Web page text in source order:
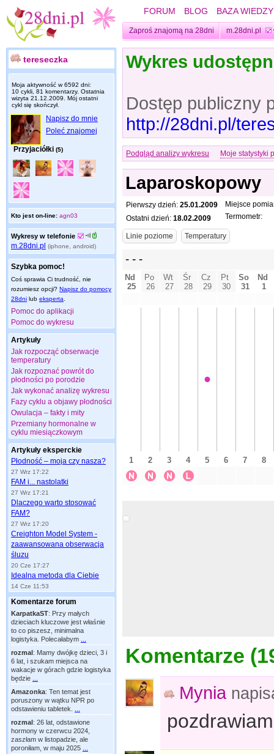
FORUM BLOG BAZA WIEDZY
Zaproś znajomą na 28dni m.28dni.pl
tereseczka
Moja aktywność w 6592 dni:
10 cykli, 81 komentarzy. Ostatnia
wizyta 21.12.2009 . Mój ostatni
cykl się skończył.
Napisz do mnie
Poleć znajomej
Przyjaciółki (5)
Kto jest on-line: agn03
Wykresy w telefonie
m.28dni.pl (iphone, android)
Szybka pomoc!
Coś sprawia Ci trudność, nie
rozumiesz opcji? Napisz do pomocy
28dni lub eksperta
Pomoc do aplikacji
Pomoc do wykresu
Artykuły
Jak rozpocząć obserwacje
temperatury
Jak rozpoznać powrót do
płodności po porodzie
Jak wykonać analizę wykresu
Fazy cyklu a objawy płodności
Owulacja – fakty i mity
Przemiany hormonalne w
cyklu miesiączkowym
Artykuły eksperckie
Płodność – moja czy nasza?
27 Wrz 17:22
FAM i... nastolatki
27 Wrz 17:21
Dlaczego warto stosować
FAM?
27 Wrz 17:20
Creighton Model System -
zaawansowana obserwacja
śluzu
20 Cze 17:27
Idealna metoda dla Ciebie
14 Cze 11:53
Komentarze forum
KarpatkaST: Przy małych
dzieciach kluczowe jest właśnie
to co piszesz, minimalna
logistyka. Polecałabym
rozmal: Mamy dwójkę dzieci, 3 i
6 lat, i szukam miejsca na
wakacje w górach gdzie logistyka
będzie
Amazonka: Ten temat jest
poruszony w wątku NPR po
odstawieniu tabletek.
rozmal: 26 lat, odstawione
hormony w czerwcu 2024,
zaszłam w listopadzie, ale
poroniłam, w maju 2025
Wykres
Dostęp publiczny
http://28dni.pl/
Podgląd analizy wykresu Moje statystyki
Laparoskopowy
Pierwszy dzień: 25.01.2009
Ostatni dzień: 18.02.2009
Miejsce
Termometr:
Komentarze (
Mynia